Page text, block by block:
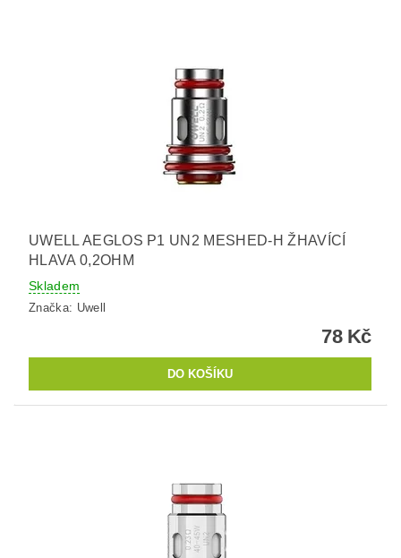
UWELL AEGLOS P1 UN2 MESHED-H ŽHAVÍCÍ
HLAVA 0,2OHM
Skladem
Značka: Uwell
78 Kč